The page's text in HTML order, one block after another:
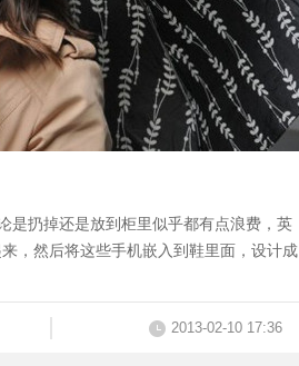
是扔掉还是放到柜里似乎都有点浪费，英
，然后将这些手机嵌入到鞋里面，设计成
2013-02-10 17:36